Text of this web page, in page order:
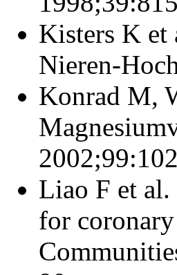
Kisters K et
Nieren-
Konrad M,
Liao F et
for